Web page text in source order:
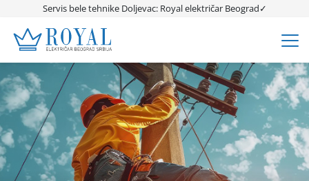
Servis bele tehnike Doljevac: Royal električar Beograd✓